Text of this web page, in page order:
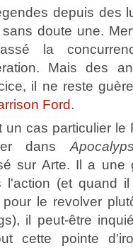
depuis des
doute une.
la
Mais des
il ne reste
Ford.
un cas particulier le
dans
sur Arte. Il a une
l'action (et quand
pour le revolver
il peut-être
cette pointe